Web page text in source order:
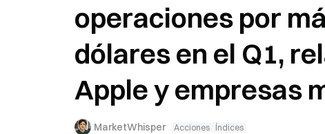
operaciones por
dólares en el Q1,
Apple y empresas
MarketWhisper Acciones Índices